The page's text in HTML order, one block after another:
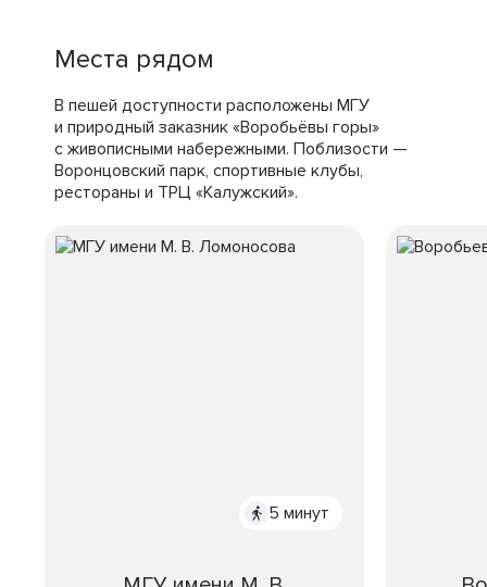
Места рядом
В пешей доступности расположены МГУ
и природный заказник «Воробьёвы горы»
с живописными набережными. Поблизости —
Воронцовский парк, спортивные клубы,
рестораны и ТРЦ «Калужский».
5 минут